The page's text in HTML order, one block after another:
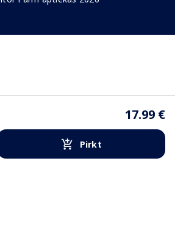
17.99 €
Pirkt